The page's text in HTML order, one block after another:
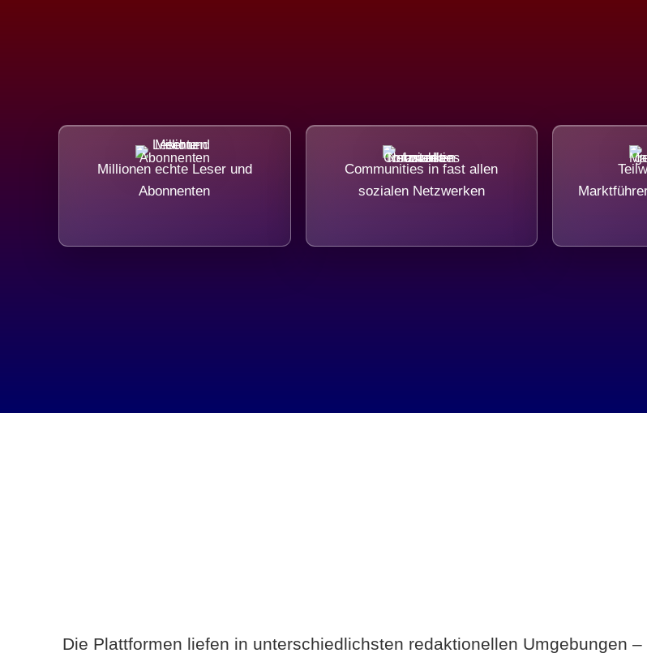
Millionen echte Leser und
Abonnenten
Communities in fast allen
sozialen Netzwerken
Die Plattformen liefen in unterschiedlichsten redaktionellen Umgebungen